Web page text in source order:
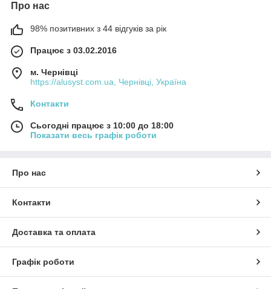
Про нас
98% позитивних з 44 відгуків за рік
Працює з 03.02.2016
м. Чернівці
https://alusyst.com.ua, Чернівці, Україна
Контакти
Сьогодні працює з 10:00 до 18:00
Показати весь графік роботи
Про нас
Контакти
Доставка та оплата
Графік роботи